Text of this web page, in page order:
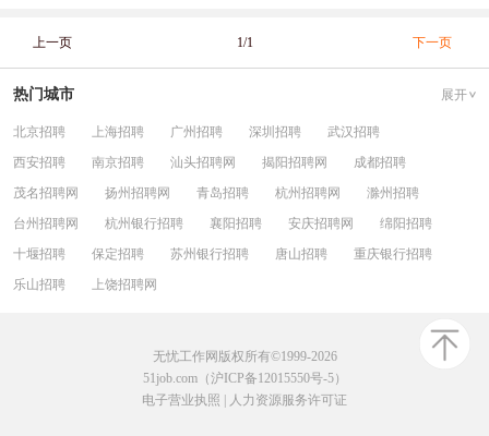
上一页 1/1 下一页
热门城市 展开
北京招聘 上海招聘 广州招聘 深圳招聘
武汉招聘
西安招聘
南京招聘 汕头招聘网 揭阳招聘网
成都招聘
茂名招聘网
扬州招聘网 青岛招聘 杭州招聘网
滁州招聘
台州招聘网
杭州银行招聘 襄阳招聘 安庆招聘网
绵阳招聘
十堰招聘
保定招聘 苏州银行招聘 唐山招聘
重庆银行招聘
乐山招聘
上饶招聘网
无忧工作网版权所有©1999-2026
51job.com（沪ICP备12015550号-5）
电子营业执照
人力资源服务许可证